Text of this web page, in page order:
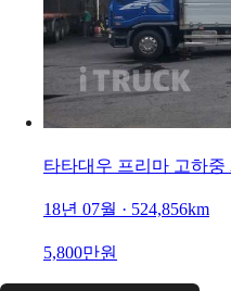
타타대우 프리마 고하중
18년 07월 · 524,856km
5,800만원